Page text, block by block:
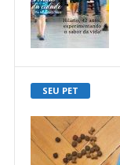
SEU PET